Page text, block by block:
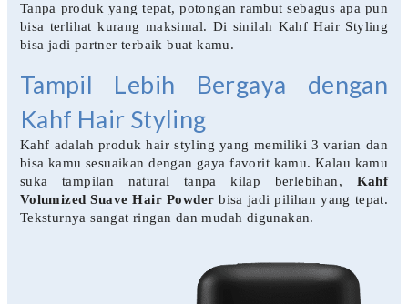
Tanpa produk yang tepat, potongan rambut sebagus apa pun
bisa terlihat kurang maksimal. Di sinilah Kahf Hair Styling
bisa jadi partner terbaik buat kamu.
Tampil Lebih Bergaya dengan
Kahf Hair Styling
Kahf adalah produk hair styling yang memiliki 3 varian dan
bisa kamu sesuaikan dengan gaya favorit kamu. Kalau kamu
suka tampilan natural tanpa kilap berlebihan, Kahf
Volumized Suave Hair Powderbisa jadi pilihan yang tepat.
Teksturnya sangat ringan dan mudah digunakan.